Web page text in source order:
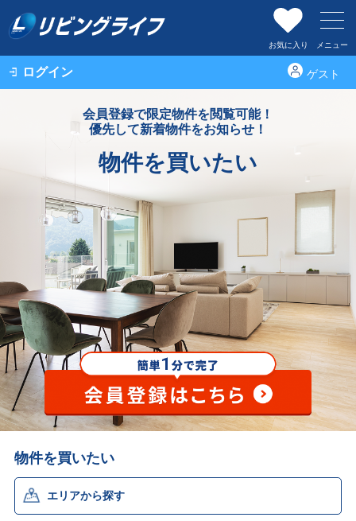
お気に入り メニュー
ログイン ゲスト
会員登録で限定物件を閲覧可能！
優先して新着物件をお知らせ！
物件を買いたい
物件を買いたい
エリアから探す